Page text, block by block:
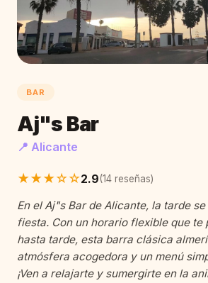
BAR
Aj"s Bar
📍 Alicante
★★★☆☆2.9(14 reseñas)
En el Aj"s Bar de Alicante, la tarde
fiesta. Con un horario flexible que
hasta tarde, esta barra clásica
atmósfera acogedora y un menú
¡Ven a relajarte y sumergirte en la